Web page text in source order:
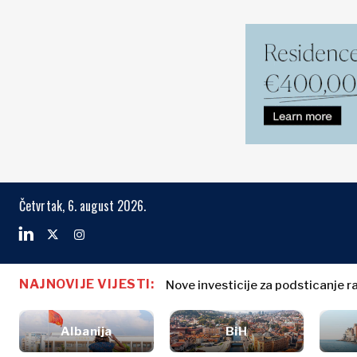
BiH
Hrvatska
Imenovanja
Albania
BiH
Kosovo*
Crna Gora
Makedonija
Srbija
Biznis i
Poljoprivreda
Industrija
Energija
Okoliš
Četvrtak, 6. august 2026.
NAJNOVIJE VIJESTI: Nove investicije za podsticanje
Slovenija: Ustavni sud odobrio
Albanija BiH